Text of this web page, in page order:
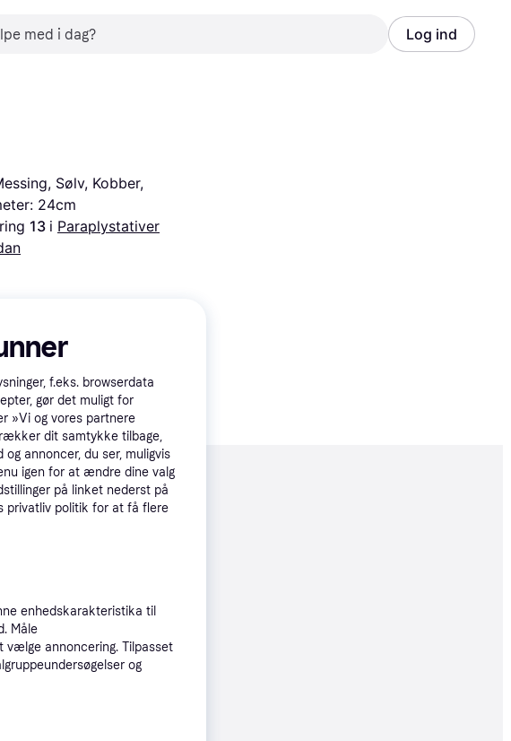
Log ind
Sølv, Kobber,
24cm
13 i Paraplystativer
Promoveret
,2-3 dage1.071 kr.
f.eks. browserdata
gør det muligt for
»Vi og vores partnere
dit samtykke tilbage,
annoncer, du ser, muligvis
igen for at ændre dine valg
på linket nederst på
privatliv politik for at få flere
enhedskarakteristika til
Måle
vælge annoncering. Tilpasset
og